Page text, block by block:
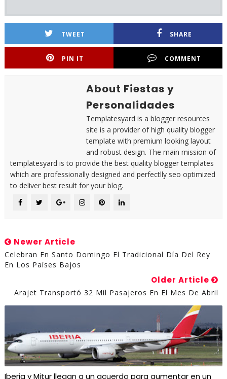
TWEET SHARE
PIN IT COMMENT
About Fiestas y
Personalidades
Templatesyard is a blogger resources
site is a provider of high quality blogger
template with premium looking layout
and robust design. The main mission of
templatesyard is to provide the best quality blogger templates
which are professionally designed and perfectlly seo optimized
to deliver best result for your blog.
Newer Article
Celebran En Santo Domingo El Tradicional Día Del Rey
En Los Países Bajos
Older Article
Arajet Transportó 32 Mil Pasajeros En El Mes De Abril
Iberia y Mitur llegan a un acuerdo para aumentar en un